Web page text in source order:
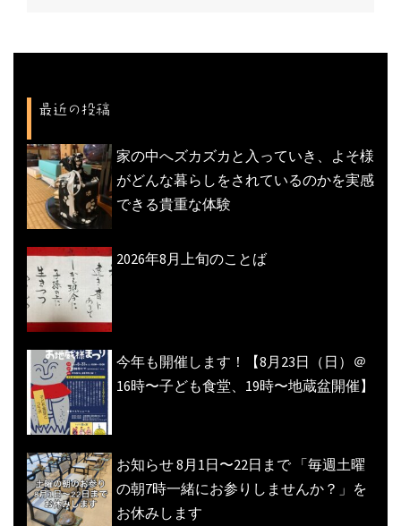
シ
ョ
ン
最近の投稿
家の中へズカズカと入っていき、よそ様
がどんな暮らしをされているのかを実感
できる貴重な体験
2026年8月上旬のことば
今年も開催します！【8月23日（日）＠
16時〜子ども食堂、19時〜地蔵盆開催】
お知らせ 8月1日〜22日まで 「毎週土曜
の朝7時一緒にお参りしませんか？」を
お休みします